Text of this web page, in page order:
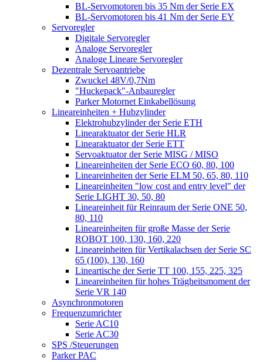
BL-Servomotoren bis 35 Nm der Serie EX
BL-Servomotoren bis 41 Nm der Serie EY
Servoregler
Digitale Servoregler
Analoge Servoregler
Analoge Lineare Servoregler
Dezentrale Servoantriebe
Zwuckel 48V/0,7Nm
"Huckepack"-Anbauregler
Parker Motornet Einkabellösung
Lineareinheiten + Hubzylinder
Elektrohubzylinder der Serie ETH
Linearaktuator der Serie HLR
Linearaktuator der Serie ETT
Servoaktuator der Serie MISG / MISO
Lineareinheiten der Serie ECO 60, 80, 100
Lineareinheiten der Serie ELM 50, 65, 80, 110
Lineareinheiten "low cost and entry level" der
Serie LIGHT 30, 50, 80
Lineareinheit für Reinraum der Serie ONE 50,
80, 110
Lineareinheiten für große Masse der Serie
ROBOT 100, 130, 160, 220
Lineareinheiten für Vertikalachsen der Serie SC
65 (100), 130, 160
Lineartische der Serie TT 100, 155, 225, 325
Lineareinheiten für hohes Trägheitsmoment der
Serie VR 140
Asynchronmotoren
Frequenzumrichter
Serie AC10
Serie AC30
SPS /Steuerungen
Parker PAC